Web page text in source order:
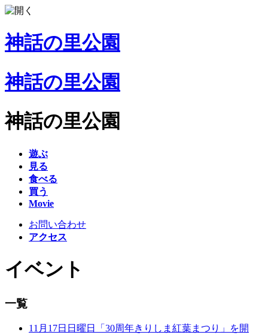
神話の里公園
神話の里公園
神話の里公園
遊ぶ
見る
食べる
買う
Movie
お問い合わせ
アクセス
イベント
一覧
11月17日日曜日「30周年きりしま紅葉まつり」を開